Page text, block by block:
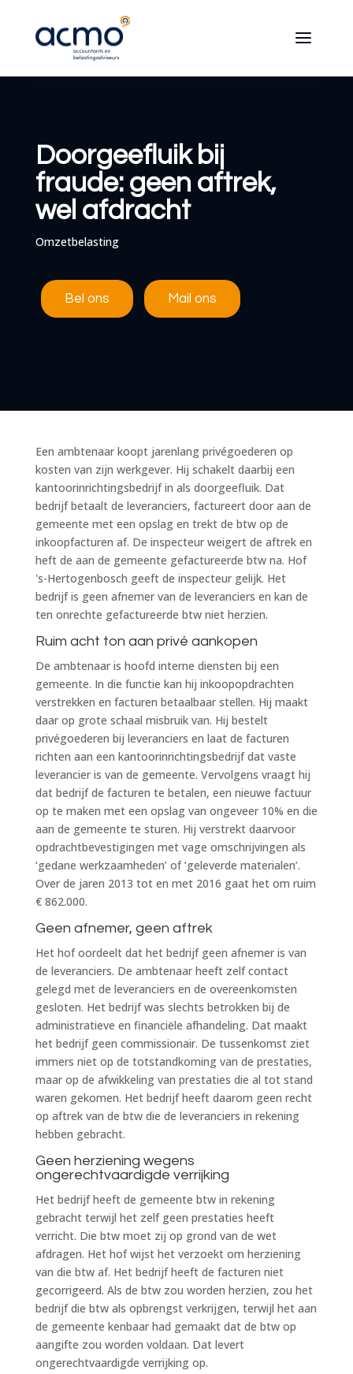
Doorgeefluik bij
fraude: geen aftrek,
wel afdracht
Omzetbelasting
Bel ons Mail ons
Een ambtenaar koopt jarenlang privégoederen op
kosten van zijn werkgever. Hij schakelt daarbij een
kantoorinrichtingsbedrijf in als doorgeefluik. Dat
bedrijf betaalt de leveranciers, factureert door aan de
gemeente met een opslag en trekt de btw op de
inkoopfacturen af. De inspecteur weigert de aftrek en
heft de aan de gemeente gefactureerde btw na. Hof
's-Hertogenbosch geeft de inspecteur gelijk. Het
bedrijf is geen afnemer van de leveranciers en kan de
ten onrechte gefactureerde btw niet herzien.
Ruim acht ton aan privé aankopen
De ambtenaar is hoofd interne diensten bij een
gemeente. In die functie kan hij inkoopopdrachten
verstrekken en facturen betaalbaar stellen. Hij maakt
daar op grote schaal misbruik van. Hij bestelt
privégoederen bij leveranciers en laat de facturen
richten aan een kantoorinrichtingsbedrijf dat vaste
leverancier is van de gemeente. Vervolgens vraagt hij
dat bedrijf de facturen te betalen, een nieuwe factuur
op te maken met een opslag van ongeveer 10% en die
aan de gemeente te sturen. Hij verstrekt daarvoor
opdrachtbevestigingen met vage omschrijvingen als
‘gedane werkzaamheden’ of ‘geleverde materialen’.
Over de jaren 2013 tot en met 2016 gaat het om ruim
€ 862.000.
Geen afnemer, geen aftrek
Het hof oordeelt dat het bedrijf geen afnemer is van
de leveranciers. De ambtenaar heeft zelf contact
gelegd met de leveranciers en de overeenkomsten
gesloten. Het bedrijf was slechts betrokken bij de
administratieve en financiële afhandeling. Dat maakt
het bedrijf geen commissionair. De tussenkomst ziet
immers niet op de totstandkoming van de prestaties,
maar op de afwikkeling van prestaties die al tot stand
waren gekomen. Het bedrijf heeft daarom geen recht
op aftrek van de btw die de leveranciers in rekening
hebben gebracht.
Geen herziening wegens
ongerechtvaardigde verrijking
Het bedrijf heeft de gemeente btw in rekening
gebracht terwijl het zelf geen prestaties heeft
verricht. Die btw moet zij op grond van de wet
afdragen. Het hof wijst het verzoekt om herziening
van die btw af. Het bedrijf heeft de facturen niet
gecorrigeerd. Als de btw zou worden herzien, zou het
bedrijf die btw als opbrengst verkrijgen, terwijl het aan
de gemeente kenbaar had gemaakt dat de btw op
aangifte zou worden voldaan. Dat levert
ongerechtvaardigde verrijking op.